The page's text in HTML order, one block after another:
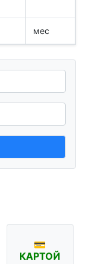
мес
💳
КАРТОЙ